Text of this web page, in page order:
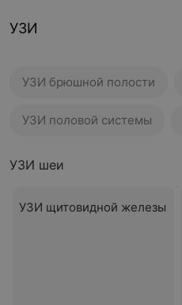
УЗИ
УЗИ брюшной полости
УЗИ половой системы
УЗИ шеи
УЗИ щитовидной железы